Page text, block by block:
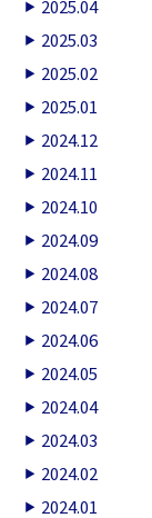
2025.04
2025.03
2025.02
2025.01
2024.12
2024.11
2024.10
2024.09
2024.08
2024.07
2024.06
2024.05
2024.04
2024.03
2024.02
2024.01